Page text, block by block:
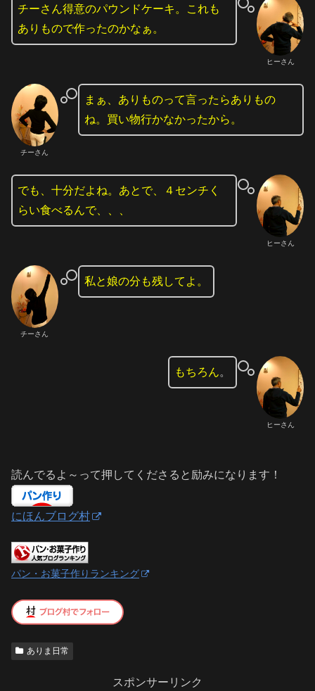
ヒーさん
チーさん得意のパウンドケーキ。これも
ありもので作ったのかなぁ。
チーさん
まぁ、ありものって言ったらありもの
ね。買い物行かなかったから。
ヒーさん
でも、十分だよね。あとで、４センチく
らい食べるんで、、、
チーさん
私と娘の分も残してよ。
ヒーさん
もちろん。
読んでるよ～って押してくださると励みになります！
にほんブログ村
パン・お菓子作りランキング
ありま日常
スポンサーリンク